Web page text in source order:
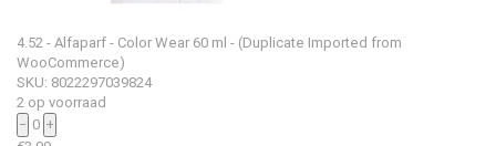
4.52 - Alfaparf - Color Wear 60 ml - (Duplicate Imported from
WooCommerce)
SKU: 8022297039824
2 op voorraad
− 0 +